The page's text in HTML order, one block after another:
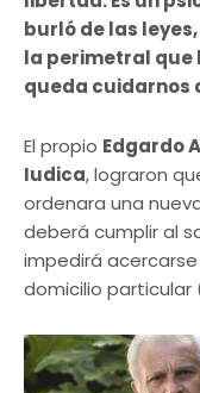
burló de las
la perimetral que
queda cuidarnos
El propio Edgardo
Iudica, lograron
ordenara una
deberá cumplir al
impedirá
domicilio particular